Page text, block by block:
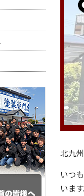
北九
いつも
います